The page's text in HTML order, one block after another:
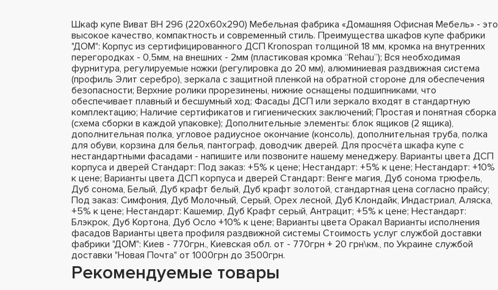
Шкаф купе Виват ВН 296 (220х60х290) Мебельная фабрика «Домашняя Офисная Мебель» - это
высокое качество, компактность и современный стиль. Преимущества шкафов купе фабрики
"ДОМ": Корпус из сертифицированного ДСП Kronospan толщиной 18 мм, кромка на внутренних
перегородках - 0,5мм, на внешних - 2мм (пластиковая кромка “Rehau”); Вся необходимая
фурнитура, регулируемые ножки (регулировка до 20 мм), алюминиевая раздвижная система
(профиль Элит серебро), зеркала с защитной пленкой на обратной стороне для обеспечения
безопасности; Верхние ролики прорезинены, нижние оснащены подшипниками, что
обеспечивает плавный и бесшумный ход; Фасады ДСП или зеркало входят в стандартную
комплектацию; Наличие сертификатов и гигиенических заключений; Простая и понятная сборка
(схема сборки в каждой упаковке); Дополнительные элементы: блок ящиков (2 ящика),
дополнительная полка, угловое радиусное окончание (консоль), дополнительная труба, полка
для обуви, корзина для белья, пантограф, доводчик дверей. Для просчёта шкафа купе с
нестандартными фасадами - напишите или позвоните нашему менеджеру. Варианты цвета ДСП
корпуса и дверей Стандарт: Под заказ: +5% к цене; Нестандарт: +5% к цене; Нестандарт: +10%
к цене; Варианты цвета ДСП корпуса и дверей Стандарт: Венге магия, Дуб сонома трюфель,
Дуб сонома, Белый, Дуб крафт белый, Дуб крафт золотой, стандартная цена согласно прайсу;
Под заказ: Симфония, Дуб Молочный, Серый, Орех лесной, Дуб Клондайк, Индастриал, Аляска,
+5% к цене; Нестандарт: Кашемир, Дуб Крафт серый, Антрацит; +5% к цене; Нестандарт:
Блэкрок, Дуб Кортона, Дуб Осло +10% к цене; Варианты цвета Оракал Варианты исполнения
фасадов Варианты цвета профиля раздвижной системы Стоимость услуг службой доставки
фабрики "ДОМ": Киев - 770грн., Киевская обл. от - 770грн + 20 грн\км., по Украине службой
доставки "Новая Почта" от 1000грн до 3500грн.
Рекомендуемые товары